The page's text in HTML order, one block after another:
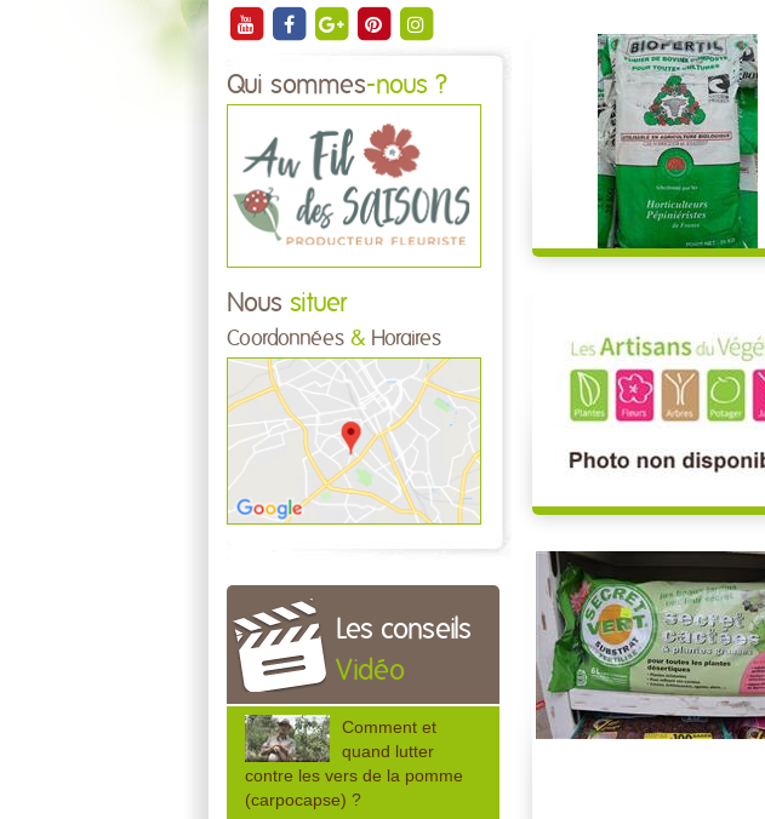
Qui sommes-nous ?
Nous situer
Coordonnées & Horaires
Les conseils
Vidéo
Comment et
quand lutter
contre les vers de la pomme
(carpocapse) ?